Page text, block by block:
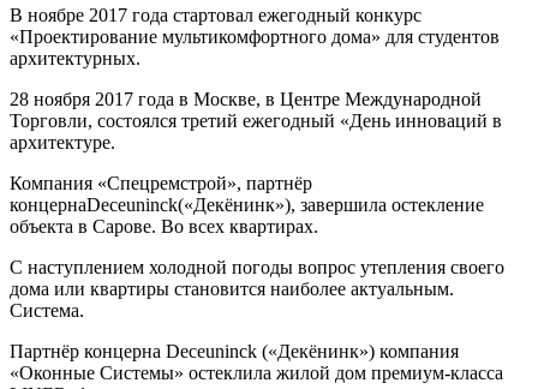
В ноябре 2017 года стартовал ежегодный конкурс
«Проектирование мультикомфортного дома» для студентов
архитектурных.
28 ноября 2017 года в Москве, в Центре Международной
Торговли, состоялся третий ежегодный «День инноваций в
архитектуре.
Компания «Спецремстрой», партнёр
концернаDeceuninck(«Декёнинк»), завершила остекление
объекта в Сарове. Во всех квартирах.
С наступлением холодной погоды вопрос утепления своего
дома или квартиры становится наиболее актуальным.
Система.
Партнёр концерна Deceuninck («Декёнинк») компания
«Оконные Системы» остеклила жилой дом премиум-класса